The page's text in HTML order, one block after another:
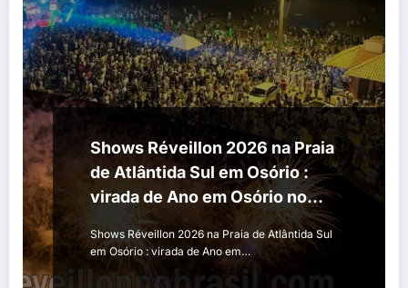
Shows Réveillon 2026 na Praia
de Atlântida Sul em Osório :
virada de Ano em Osório no
litoral norte gaúcho
Shows Réveillon 2026 na Praia de Atlântida Sul
em Osório : virada de Ano em…